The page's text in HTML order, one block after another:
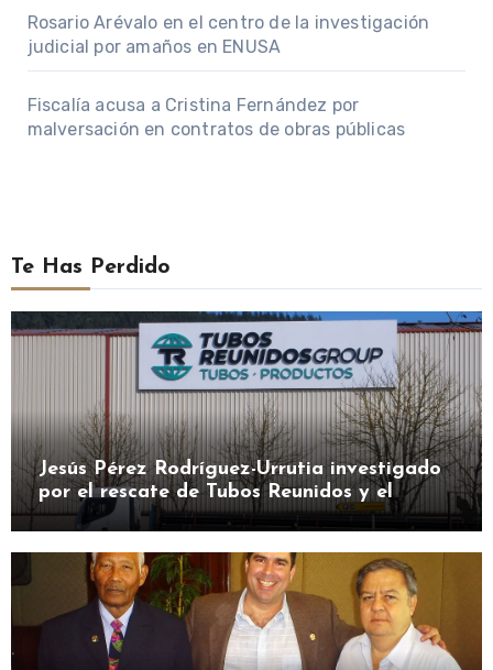
Rosario Arévalo en el centro de la investigación
judicial por amaños en ENUSA
Fiscalía acusa a Cristina Fernández por
malversación en contratos de obras públicas
Te Has Perdido
Jesús Pérez Rodríguez-Urrutia investigado
por el rescate de Tubos Reunidos y el
préstamo de la SEPI